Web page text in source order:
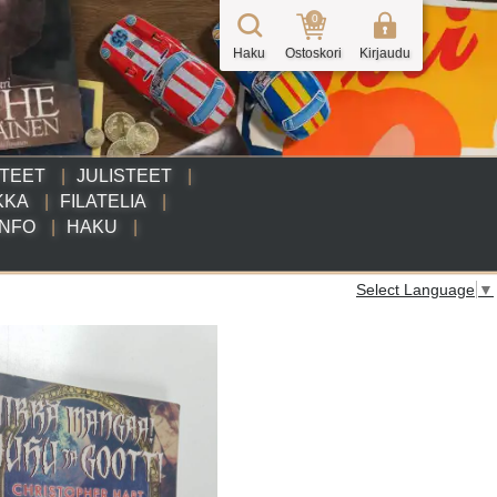
JULISTEET
FILATELIA
HAKU
Haku
0
Ostoskori Kirjaudu
Select Language ▼